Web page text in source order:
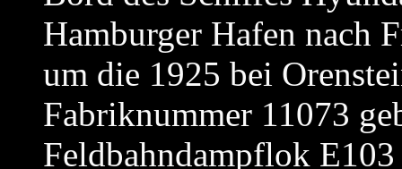
Hamburger Hafen nach
um die 1925 bei
Fabriknummer 11073
Feldbahndampflok